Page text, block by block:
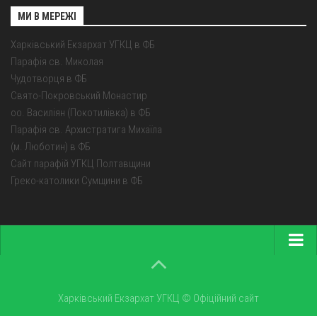
МИ В МЕРЕЖІ
Харківський Екзархат УГКЦ в ФБ
Парафія св. Миколая
Чудотворця в ФБ
Свято-Покровський Монастир
оо. Василіян (Покотилівка) в ФБ
Парафія св. Архистратига Михаїла
(м. Люботин) в ФБ
Сайт парафій УГКЦ Полтавщини
Греко-католики Сумщини в ФБ
Про екзархатХарківський Екзархат УГКЦ © Офіційний сайт